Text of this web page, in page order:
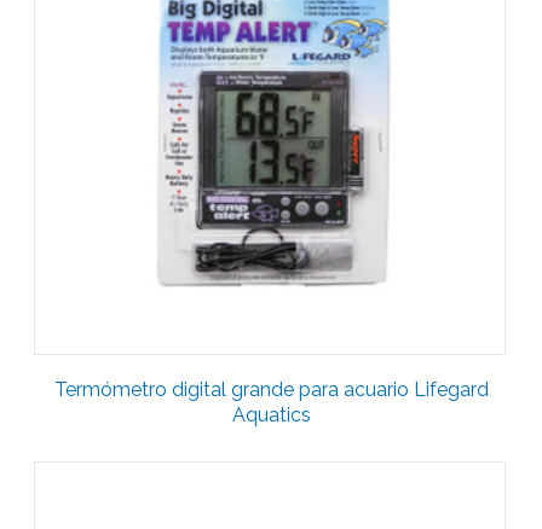
Termómetro digital grande para acuario Lifegard
Aquatics